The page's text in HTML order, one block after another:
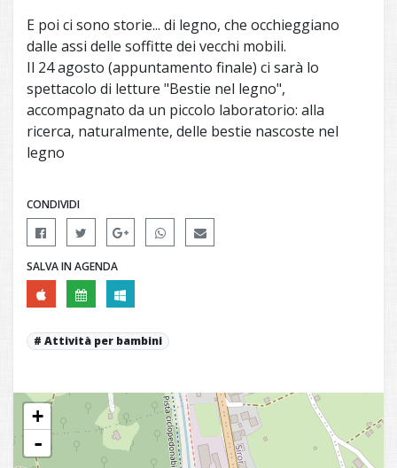
E poi ci sono storie... di legno, che occhieggiano
dalle assi delle soffitte dei vecchi mobili.
Il 24 agosto (appuntamento finale) ci sarà lo
spettacolo di letture "Bestie nel legno",
accompagnato da un piccolo laboratorio: alla
ricerca, naturalmente, delle bestie nascoste nel
legno
CONDIVIDI
SALVA IN AGENDA
Attività per bambini
+
-